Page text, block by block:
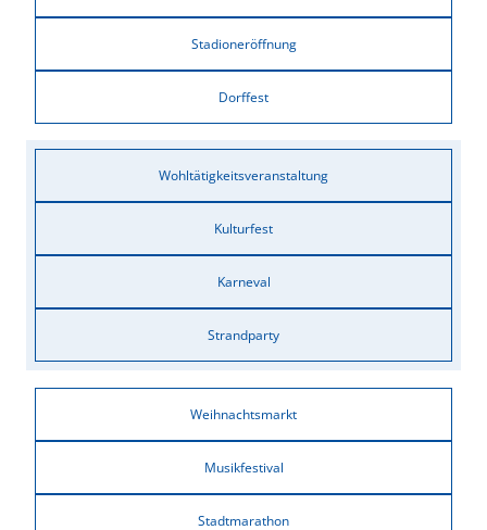
Stadioneröffnung
Dorffest
Wohltätigkeitsveranstaltung
Kulturfest
Karneval
Strandparty
Weihnachtsmarkt
Musikfestival
Stadtmarathon